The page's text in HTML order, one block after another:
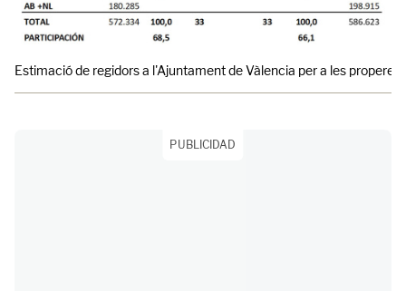
Estimació de regidors a l'Ajuntament de Vàlencia per a les
PUBLICIDAD